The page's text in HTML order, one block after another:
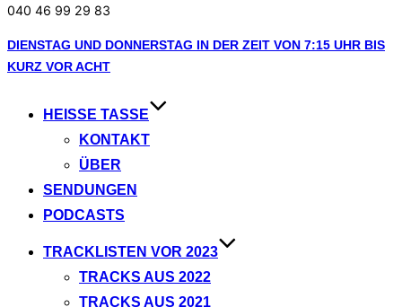
040 46 99 29 83
Zum
Inhalt
DIENSTAG UND DONNERSTAG IN DER ZEIT VON 7:15 UHR BIS
KURZ VOR ACHT
HEISSE TASSE
KONTAKT
ÜBER
SENDUNGEN
PODCASTS
TRACKLISTEN VOR 2023
TRACKS AUS 2022
TRACKS AUS 2021